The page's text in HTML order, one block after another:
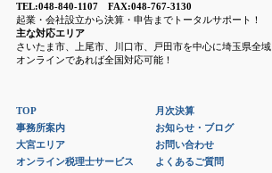
TEL:048-840-1107 FAX:048-767-3130
起業・会社設立から決算・申告までトータルサポート！
主な対応エリア
さいたま市、上尾市、川口市、戸田市を中心に埼玉県全域
オンラインであれば全国対応可能！
TOP
事務所案内
大宮エリア
オンライン税理士サービス
月次決算
お知らせ・ブログ
お問い合わせ
よくあるご質問